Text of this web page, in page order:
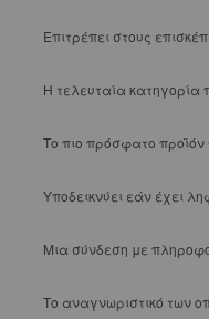
Ναρθήκων
Leone
Επιτρέπει στους
Η τελευταία κατηγορία
Το πιο πρόσφατο προϊόν
Υποδεικνύει εάν έχει
Μια σύνδεση με
Το αναγνωριστικό των